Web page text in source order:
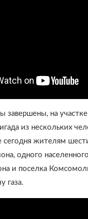
завершены, на
из нескольких
сегодня жителям
одного
и поселка
газа.